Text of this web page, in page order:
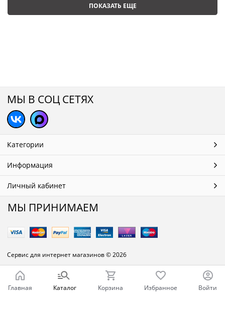
ПОКАЗАТЬ ЕЩЕ
МЫ В СОЦ СЕТЯХ
Категории
Информация
Личный кабинет
МЫ ПРИНИМАЕМ
Сервис для интернет магазинов© 2026
Главная Каталог Корзина Избранное Войти